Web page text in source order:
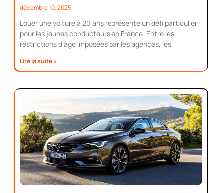
décembre 10, 2025
Louer une voiture à 20 ans représente un défi particulier
pour les jeunes conducteurs en France. Entre les
restrictions d'âge imposées par les agences, les
Lire la suite »